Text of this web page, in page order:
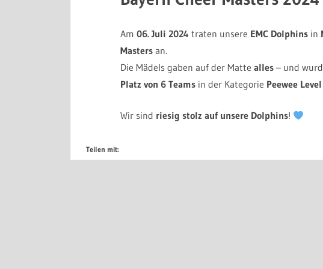
Am06. Juli 2024 traten unsere EMC Dolphins in
Masters an.
Die Mädels gaben auf der Mattealles – und
Platz von 6 Teams in der Kategorie Peewee
Wir sind riesig stolz auf unsere Dolphins!
Teilen mit: